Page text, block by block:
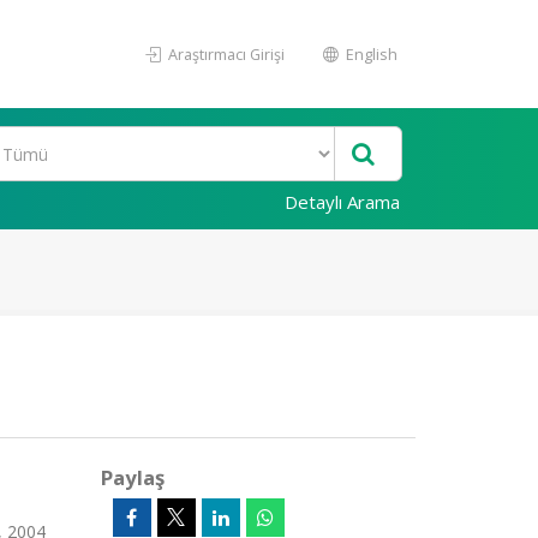
Araştırmacı Girişi English
Detaylı Arama
2004
Paylaş